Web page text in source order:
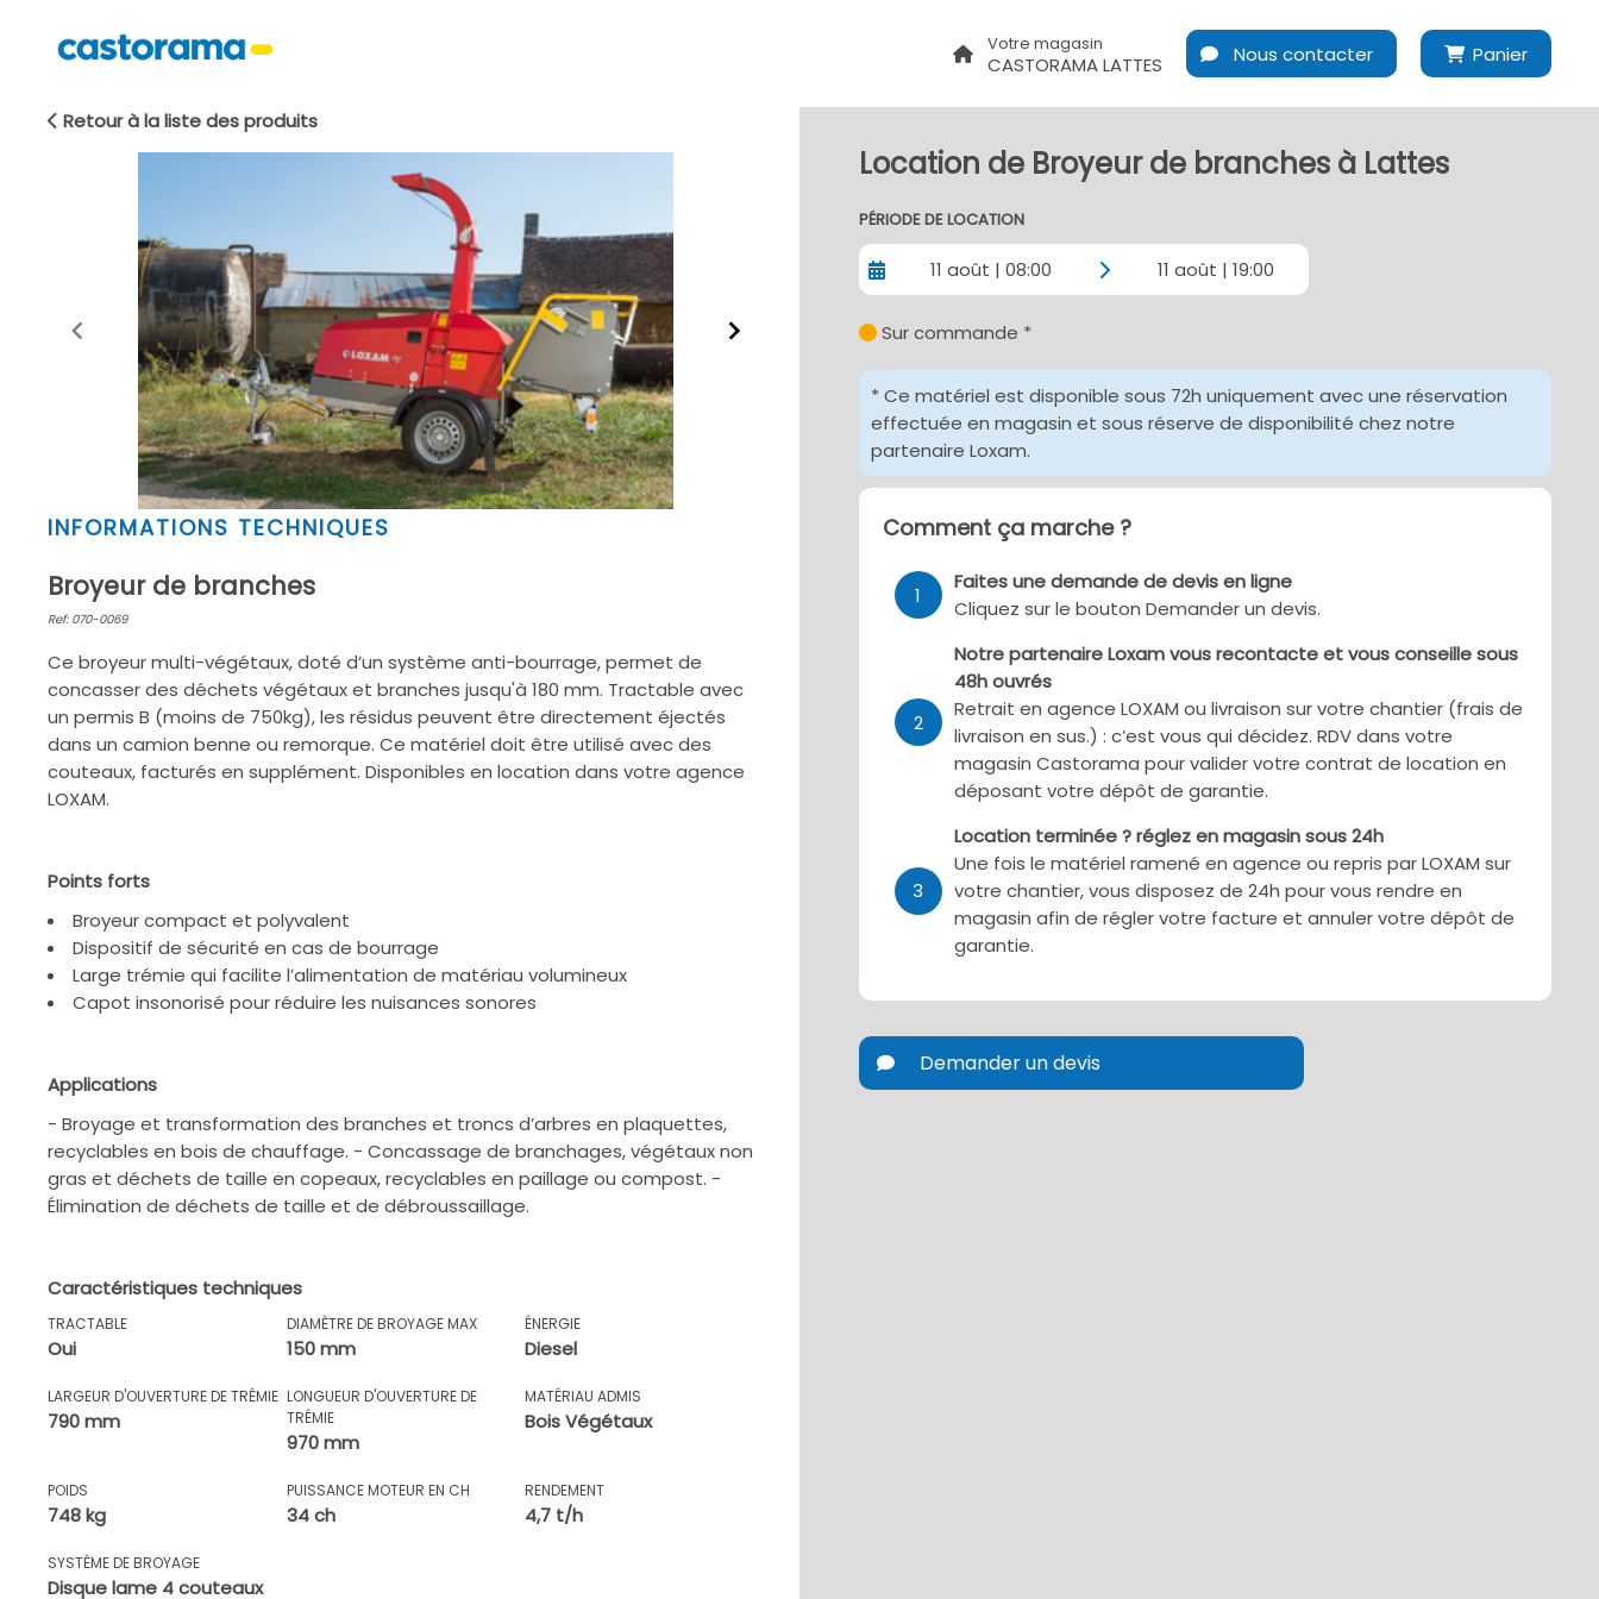
Votre magasin
CASTORAMA LATTES Nous contacter Panier
Retour à la liste des produits
Item
of
2
INFORMATIONS TECHNIQUES
Broyeur de branches
Ref: 070-0069
Ce broyeur multi-végétaux, doté d’un système anti-bourrage, permet de
concasser des déchets végétaux et branches jusqu'à 180 mm. Tractable avec
un permis B (moins de 750kg), les résidus peuvent être directement éjectés
dans un camion benne ou remorque. Ce matériel doit être utilisé avec des
couteaux, facturés en supplément. Disponibles en location dans votre agence
LOXAM.
Points forts
Broyeur compact et polyvalent
Dispositif de sécurité en cas de bourrage
Large trémie qui facilite l’alimentation de matériau volumineux
Capot insonorisé pour réduire les nuisances sonores
Applications
- Broyage et transformation des branches et troncs d’arbres en plaquettes,
recyclables en bois de chauffage. - Concassage de branchages, végétaux non
gras et déchets de taille en copeaux, recyclables en paillage ou compost. -
Élimination de déchets de taille et de débroussaillage.
Caractéristiques techniques
TRACTABLE
Oui
DIAMÈTRE DE BROYAGE MAX
150 mm
ÉNERGIE
Diesel
LARGEUR D'OUVERTURE DE TRÉMIE
790 mm
LONGUEUR D'OUVERTURE DE
TRÉMIE
970 mm
MATÉRIAU ADMIS
Bois Végétaux
POIDS
748 kg
PUISSANCE MOTEUR EN CH
34 ch
RENDEMENT
4,7 t/h
SYSTÈME DE BROYAGE
Disque lame 4 couteaux
Location de Broyeur de branches à Lattes
PÉRIODE DE LOCATION
11 août | 08:00 11 août | 19:00
Sur commande *
* Ce matériel est disponible sous 72h uniquement avec une réservation
effectuée en magasin et sous réserve de disponibilité chez notre
partenaire Loxam.
Comment ça marche ?
1
Faites une demande de devis en ligne
Cliquez sur le bouton Demander un devis.
2
Notre partenaire Loxam vous recontacte et vous conseille sous
48h ouvrés
Retrait en agence LOXAM ou livraison sur votre chantier (frais de
livraison en sus.) : c’est vous qui décidez. RDV dans votre
magasin Castorama pour valider votre contrat de location en
déposant votre dépôt de garantie.
3
Location terminée ? réglez en magasin sous 24h
Une fois le matériel ramené en agence ou repris par LOXAM sur
votre chantier, vous disposez de 24h pour vous rendre en
magasin afin de régler votre facture et annuler votre dépôt de
garantie.
Demander un devis